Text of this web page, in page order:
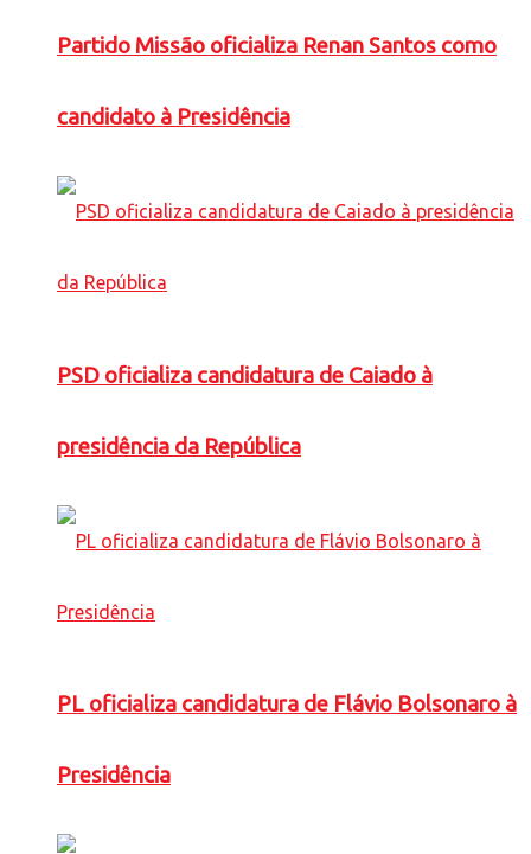
Partido Missão oficializa Renan Santos como
candidato à Presidência
PSD oficializa candidatura de Caiado à
presidência da República
PL oficializa candidatura de Flávio Bolsonaro à
Presidência